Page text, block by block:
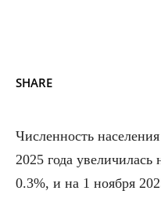
SHARE
Численность
2025 года
0.3%, и на 1 ноября